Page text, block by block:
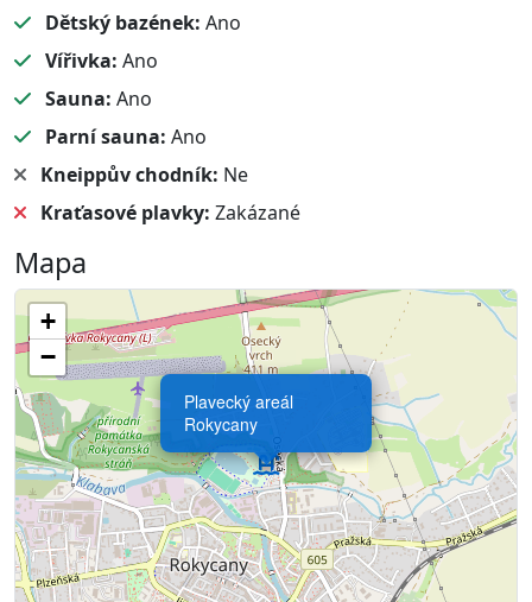
Dětský bazének: Ano
Vířivka: Ano
Sauna: Ano
Parní sauna: Ano
Kneippův chodník: Ne
Kraťasové plavky: Zakázané
Mapa
Plavecký areál
Rokycany
+
−